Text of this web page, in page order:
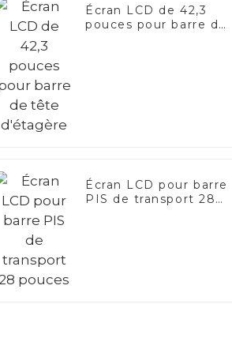
Écran LCD de 42,3
pouces pour barre de
Écran LCD pour barre
PIS de transport 28